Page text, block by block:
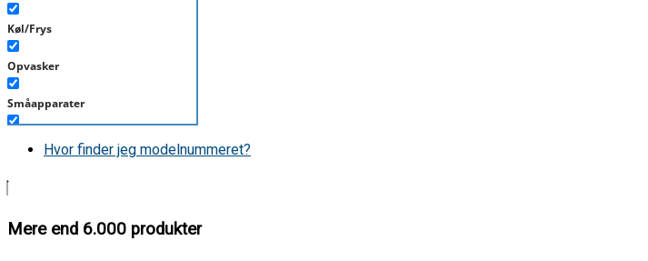
Køl/Frys
Opvasker
Småapparater
Støvsuger
Tørretumbler
Hvor finder jeg modelnummeret?
Mere end 6.000 produkter